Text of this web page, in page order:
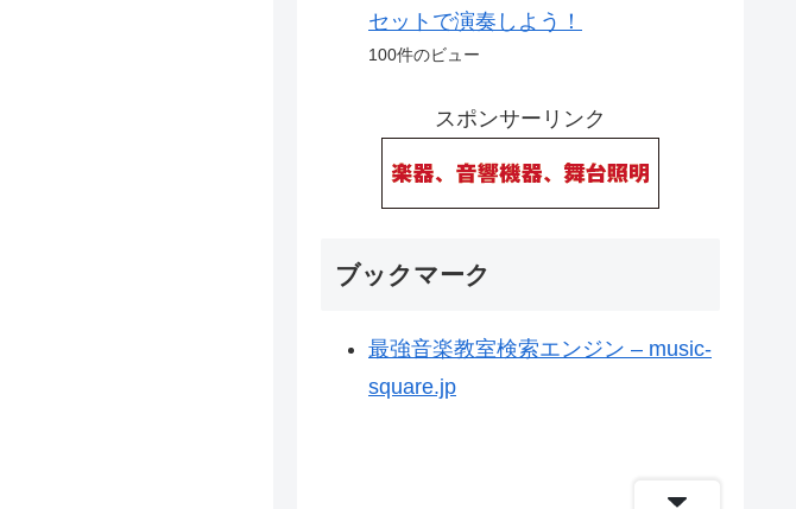
セットで演奏しよう！
100件のビュー
スポンサーリンク
ブックマーク
最強音楽教室検索エンジン – music-
square.jp